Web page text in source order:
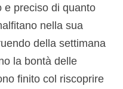
e preciso di quanto
nella sua
della settimana
la bontà delle
finito col riscoprire